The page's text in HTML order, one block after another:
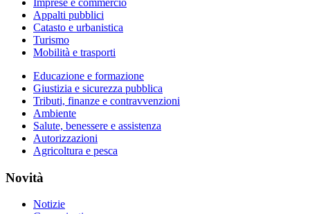
Appalti pubblici
Catasto e urbanistica
Turismo
Mobilità e trasporti
Educazione e formazione
Giustizia e sicurezza pubblica
Tributi, finanze e contravvenzioni
Ambiente
Salute, benessere e assistenza
Autorizzazioni
Agricoltura e pesca
Novità
Notizie